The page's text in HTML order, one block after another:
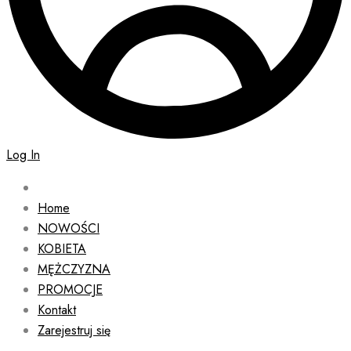
Log In
Home
NOWOŚCI
KOBIETA
MĘŻCZYZNA
PROMOCJE
Kontakt
Zarejestruj się